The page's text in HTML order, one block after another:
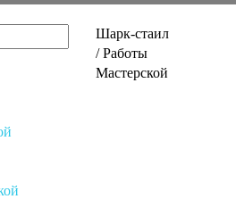
Шарк-стаил
/ Работы
Мастерской